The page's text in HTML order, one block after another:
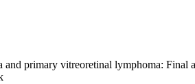
primary vitreoretinal lymphoma: Final